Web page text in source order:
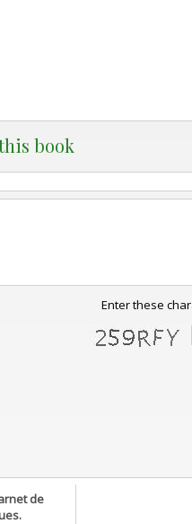
book
Enter these
de